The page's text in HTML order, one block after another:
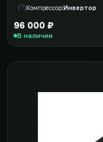
Компрессор Инвертор
96 000 ₽
В наличии